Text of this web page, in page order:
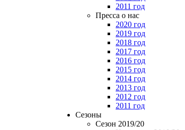
2011 год
Пресса о нас
2020 год
2019 год
2018 год
2017 год
2016 год
2015 год
2014 год
2013 год
2012 год
2011 год
Сезоны
Сезон 2019/20